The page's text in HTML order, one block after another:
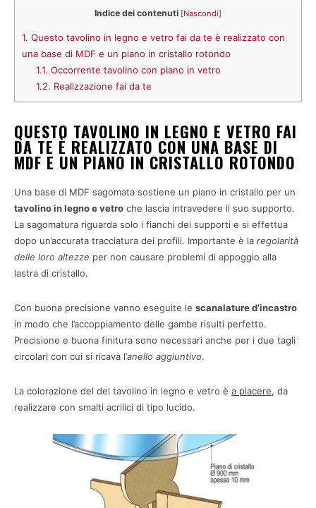
Indice dei contenuti [Nascondi]
1. Questo tavolino in legno e vetro fai da te è realizzato con
una base di MDF e un piano in cristallo rotondo
1.1. Occorrente tavolino con piano in vetro
1.2. Realizzazione fai da te
QUESTO TAVOLINO IN LEGNO E VETRO FAI
DA TE È REALIZZATO CON UNA BASE DI
MDF E UN PIANO IN CRISTALLO ROTONDO
Una base di MDF sagomata sostiene un piano in cristallo per un
tavolino in legno e vetro che lascia intravedere il suo supporto.
La sagomatura riguarda solo i fianchi dei supporti e si effettua
dopo un’accurata tracciatura dei profili. Importante è la regolarità
delle loro altezze per non causare problemi di appoggio alla
lastra di cristallo.
Con buona precisione vanno eseguite le scanalature d’incastro
in modo che l’accoppiamento delle gambe risulti perfetto.
Precisione e buona finitura sono necessari anche per i due tagli
circolari con cui si ricava l’anello aggiuntivo.
La colorazione del del tavolino in legno e vetro è a piacere, da
realizzare con smalti acrilici di tipo lucido.